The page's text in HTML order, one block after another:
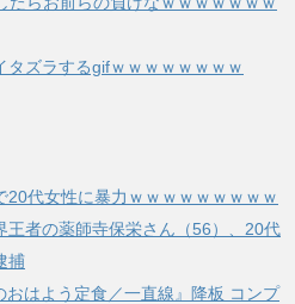
タズラするgifｗｗｗｗｗｗｗｗ
代女性に暴力ｗｗｗｗｗｗｗｗｗ
王者の薬師寺保栄さん（56）、20代
捕
はよう定食／一直線』降板 コンプ